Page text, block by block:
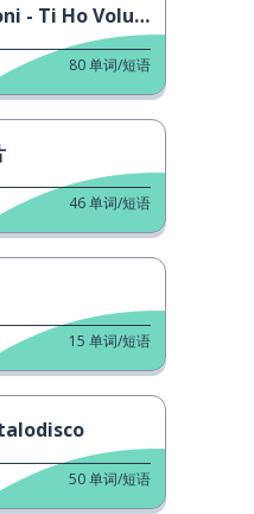
Ho Voluto Bene
80单词/短语
46单词/短语
15 单词/短语
50单词/短语